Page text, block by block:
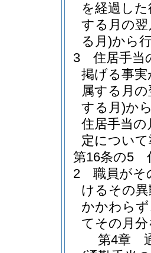
を経過し
する月の翌
る月)から
3
住居手当
掲げる事
属する月
する月)か
住居手当
定につい
第16条の5
2
職員がそ
けるその
かかわら
てその月
第4章